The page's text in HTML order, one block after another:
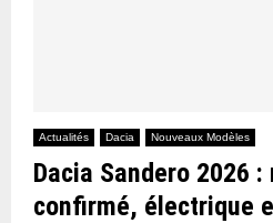
Actualités Dacia Nouveaux Modèles
Dacia Sandero 2026
confirmé, électrique